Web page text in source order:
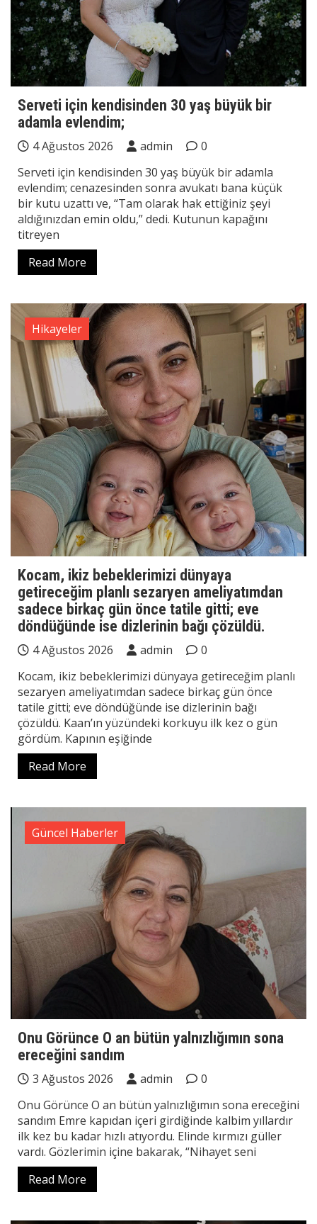
Serveti için kendisinden 30 yaş büyük bir
adamla evlendim;
4 Ağustos 2026 admin
0
Serveti için kendisinden 30 yaş büyük bir adamla
evlendim; cenazesinden sonra avukatı bana küçük
bir kutu uzattı ve, “Tam olarak hak ettiğiniz şeyi
aldığınızdan emin oldu,” dedi. Kutunun kapağını
titreyen
Read More
Hikayeler
Kocam, ikiz bebeklerimizi dünyaya
getireceğim planlı sezaryen ameliyatımdan
sadece birkaç gün önce tatile gitti; eve
döndüğünde ise dizlerinin bağı çözüldü.
4 Ağustos 2026 admin
0
Kocam, ikiz bebeklerimizi dünyaya getireceğim planlı
sezaryen ameliyatımdan sadece birkaç gün önce
tatile gitti; eve döndüğünde ise dizlerinin bağı
çözüldü. Kaan’ın yüzündeki korkuyu ilk kez o gün
gördüm. Kapının eşiğinde
Read More
Güncel Haberler
Onu Görünce O an bütün yalnızlığımın sona
ereceğini sandım
3 Ağustos 2026 admin
0
Onu Görünce O an bütün yalnızlığımın sona ereceğini
sandım Emre kapıdan içeri girdiğinde kalbim yıllardır
ilk kez bu kadar hızlı atıyordu. Elinde kırmızı güller
vardı. Gözlerimin içine bakarak, “Nihayet seni
Read More